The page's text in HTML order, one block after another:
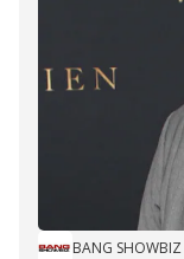
BANG SHOWBIZ